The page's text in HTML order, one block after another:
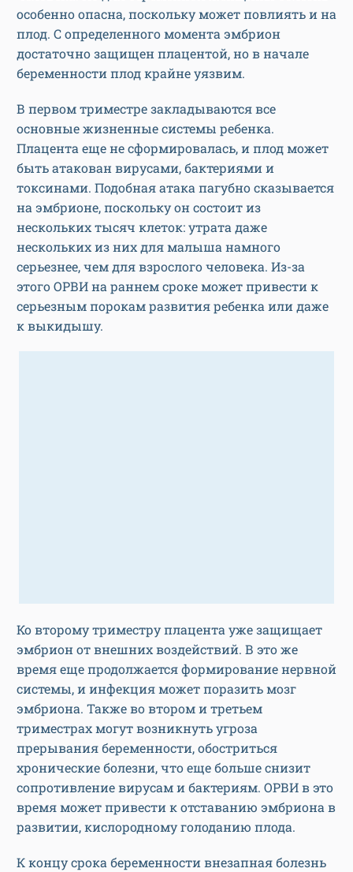
особенно опасна, поскольку может повлиять и на
плод. С определенного момента эмбрион
достаточно защищен плацентой, но в начале
беременности плод крайне уязвим.
В первом триместре закладываются все
основные жизненные системы ребенка.
Плацента еще не сформировалась, и плод может
быть атакован вирусами, бактериями и
токсинами. Подобная атака пагубно сказывается
на эмбрионе, поскольку он состоит из
нескольких тысяч клеток: утрата даже
нескольких из них для малыша намного
серьезнее, чем для взрослого человека. Из-за
этого ОРВИ на раннем сроке может привести к
серьезным порокам развития ребенка или даже
к выкидышу.
Ко второму триместру плацента уже защищает
эмбрион от внешних воздействий. В это же
время еще продолжается формирование нервной
системы, и инфекция может поразить мозг
эмбриона. Также во втором и третьем
триместрах могут возникнуть угроза
прерывания беременности, обостриться
хронические болезни, что еще больше снизит
сопротивление вирусам и бактериям. ОРВИ в это
время может привести к отставанию эмбриона в
развитии, кислородному голоданию плода.
К концу срока беременности внезапная болезнь